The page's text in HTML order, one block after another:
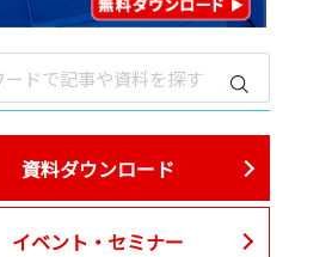
資料ダウンロード
イベント・セミナー